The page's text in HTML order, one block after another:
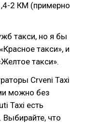
2 КМ (примерно
такси, но я бы
такси», и
такси».
Crveni Taxi
можно без
Taxi есть
что